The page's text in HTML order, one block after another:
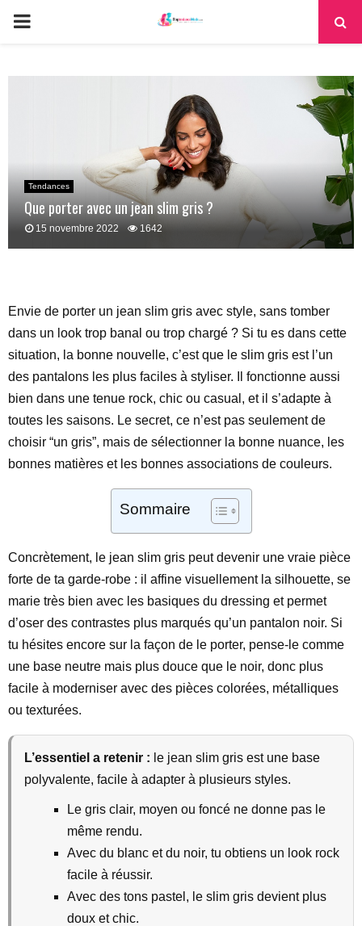
PRIMARY
Tendances
Que porter avec un jean slim gris ?
15 novembre 2022 1642
Envie de porter un jean slim gris avec style, sans tomber
dans un look trop banal ou trop chargé ? Si tu es dans cette
situation, la bonne nouvelle, c’est que le slim gris est l’un
des pantalons les plus faciles à styliser. Il fonctionne aussi
bien dans une tenue rock, chic ou casual, et il s’adapte à
toutes les saisons. Le secret, ce n’est pas seulement de
choisir “un gris”, mais de sélectionner la bonne nuance, les
bonnes matières et les bonnes associations de couleurs.
Sommaire
Concrètement, le jean slim gris peut devenir une vraie pièce
forte de ta garde-robe : il affine visuellement la silhouette, se
marie très bien avec les basiques du dressing et permet
d’oser des contrastes plus marqués qu’un pantalon noir. Si
tu hésites encore sur la façon de le porter, pense-le comme
une base neutre mais plus douce que le noir, donc plus
facile à moderniser avec des pièces colorées, métalliques
ou texturées.
L’essentiel a retenir : le jean slim gris est une base
polyvalente, facile à adapter à plusieurs styles.
Le gris clair, moyen ou foncé ne donne pas le
même rendu.
Avec du blanc et du noir, tu obtiens un look rock
facile à réussir.
Avec des tons pastel, le slim gris devient plus
doux et chic.